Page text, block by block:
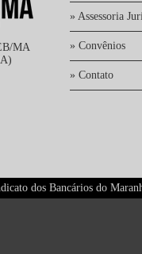
MA
» Assessoria
» Convênios
» Contato
dos Bancários do